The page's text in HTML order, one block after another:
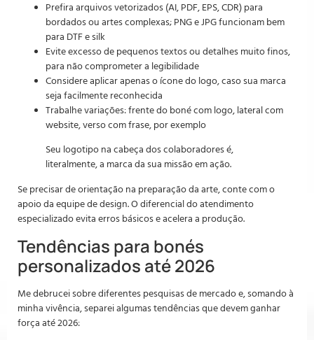
Prefira arquivos vetorizados (AI, PDF, EPS, CDR) para
bordados ou artes complexas; PNG e JPG funcionam bem
para DTF e silk
Evite excesso de pequenos textos ou detalhes muito finos,
para não comprometer a legibilidade
Considere aplicar apenas o ícone do logo, caso sua marca
seja facilmente reconhecida
Trabalhe variações: frente do boné com logo, lateral com
website, verso com frase, por exemplo
Seu logotipo na cabeça dos colaboradores é,
literalmente, a marca da sua missão em ação.
Se precisar de orientação na preparação da arte, conte com o
apoio da equipe de design. O diferencial do atendimento
especializado evita erros básicos e acelera a produção.
Tendências para bonés
personalizados até 2026
Me debrucei sobre diferentes pesquisas de mercado e, somando à
minha vivência, separei algumas tendências que devem ganhar
força até 2026: